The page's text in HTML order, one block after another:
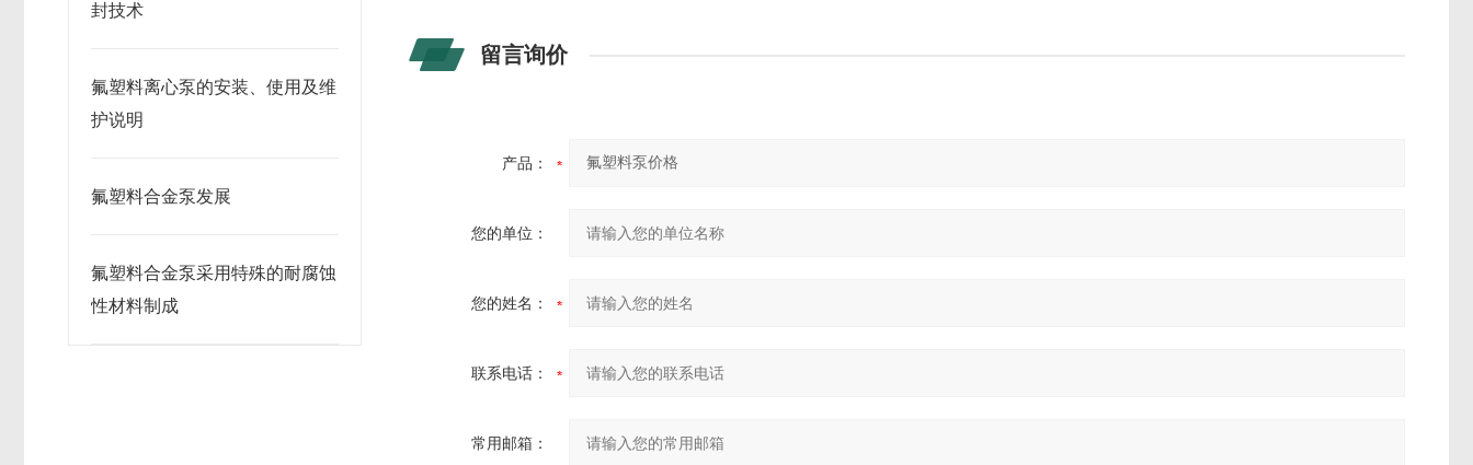
封技术
氟塑料离心泵的安装、使用及维
护说明
氟塑料合金泵发展
氟塑料合金泵采用特殊的耐腐蚀
性材料制成
留言询价
产品：
您的单位：
您的姓名：
联系电话：
常用邮箱：